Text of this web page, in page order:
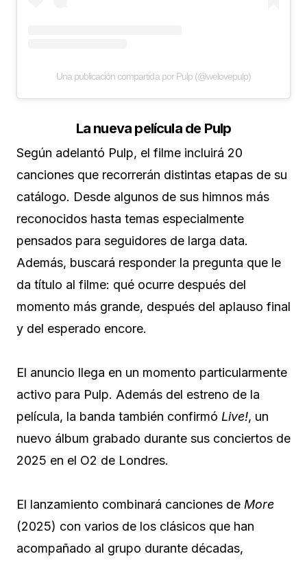
Una publicación compartida por Pulp (@welovepulp)
La nueva película de Pulp
Según adelantó Pulp, el filme incluirá 20
canciones que recorrerán distintas etapas de su
catálogo. Desde algunos de sus himnos más
reconocidos hasta temas especialmente
pensados para seguidores de larga data.
Además, buscará responder la pregunta que le
da título al filme: qué ocurre después del
momento más grande, después del aplauso final
y del esperado encore.
El anuncio llega en un momento particularmente
activo para Pulp. Además del estreno de la
película, la banda también confirmó Live!, un
nuevo álbum grabado durante sus conciertos de
2025 en el O2 de Londres.
El lanzamiento combinará canciones de More
(2025) con varios de los clásicos que han
acompañado al grupo durante décadas,